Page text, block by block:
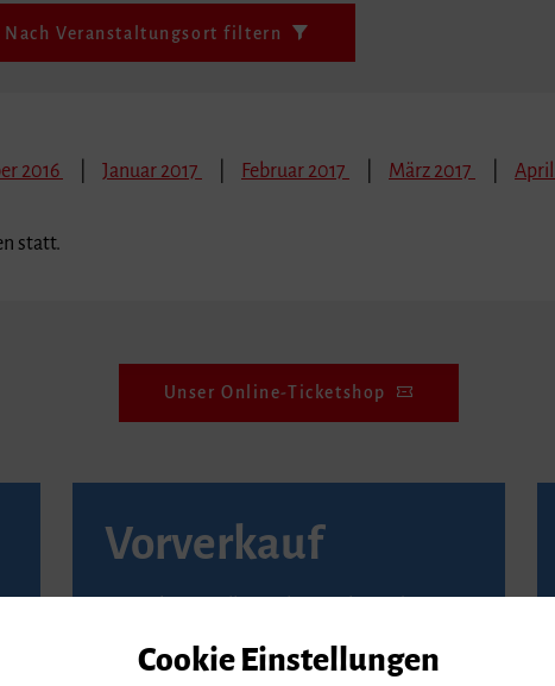
Nach Veranstaltungsort filtern
2016 Januar 2017 Februar 2017 März 2017 April
statt.
Unser Online-Ticketshop
Vorverkauf
Seite von Reservix.
Cookie Einstellungen